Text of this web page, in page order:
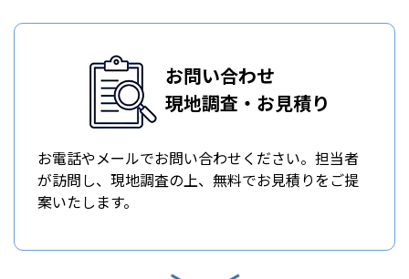
お問い合わせ
現地調査・お見積り
お電話やメールでお問い合わせください。担当者
が訪問し、現地調査の上、無料でお見積りをご提
案いたします。